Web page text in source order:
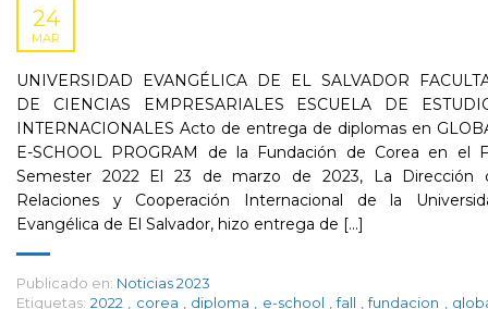
24
MAR
UNIVERSIDAD EVANGÉLICA DE EL SALVADOR
DE CIENCIAS EMPRESARIALES ESCUELA DE
INTERNACIONALES Acto de entrega de diplomas en
E-SCHOOL PROGRAM de la Fundación de Corea en el
Semester 2022 El 23 de marzo de 2023, La Dirección
Relaciones y Cooperación Internacional de la
Evangélica de El Salvador, hizo entrega de [...]
Publicado en: Noticias 2023
Etiquetas: 2022 corea diploma e-school fall fundacion